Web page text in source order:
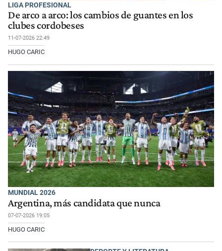
LIGA PROFESIONAL
De arco a arco: los cambios de guantes en los
clubes cordobeses
11-07-2026 22:49
HUGO CARIC
MUNDIAL 2026
Argentina, más candidata que nunca
07-07-2026 19:05
HUGO CARIC